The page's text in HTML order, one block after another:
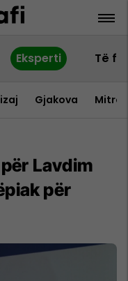
Eksperti Të
Gjakova
Lavdim
për